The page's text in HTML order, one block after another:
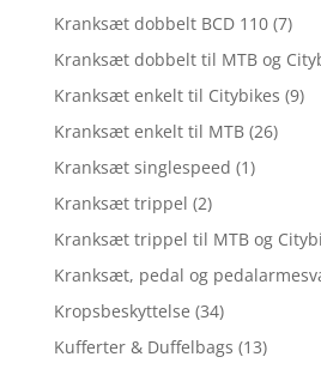
Kranksæt dobbelt BCD 110 (7)
Kranksæt dobbelt til MTB og
Kranksæt enkelt til Citybikes (9)
Kranksæt enkelt til MTB (26)
Kranksæt singlespeed (1)
Kranksæt trippel (2)
Kranksæt trippel til MTB og
Kranksæt, pedal og
Kropsbeskyttelse (34)
Kufferter & Duffelbags (13)